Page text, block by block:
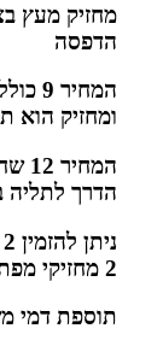
מחזיק מעץ
הדפסה
ומחזיק הוא
הדרך לתליה
2 מחזיקי מפתחות ב 16 שח
תוספת דמי